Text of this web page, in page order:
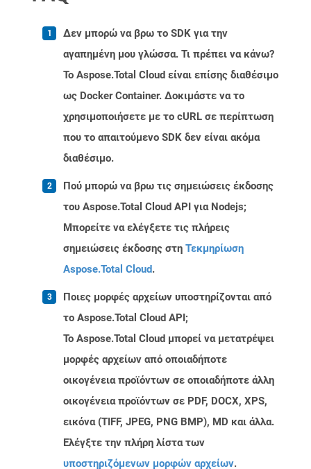
Δεν μπορώ να βρω το SDK για την
αγαπημένη μου γλώσσα. Τι πρέπει να κάνω?
Το Aspose.Total Cloud είναι επίσης διαθέσιμο
ως Docker Container. Δοκιμάστε να το
χρησιμοποιήσετε με το cURL σε περίπτωση
που το απαιτούμενο SDK δεν είναι ακόμα
διαθέσιμο.
Πού μπορώ να βρω τις σημειώσεις έκδοσης
του Aspose.Total Cloud API για Nodejs;
Μπορείτε να ελέγξετε τις πλήρεις
σημειώσεις έκδοσης στη Τεκμηρίωση
Aspose.Total Cloud.
Ποιες μορφές αρχείων υποστηρίζονται από
το Aspose.Total Cloud API;
Το Aspose.Total Cloud μπορεί να μετατρέψει
μορφές αρχείων από οποιαδήποτε
οικογένεια προϊόντων σε οποιαδήποτε άλλη
οικογένεια προϊόντων σε PDF, DOCX, XPS,
εικόνα (TIFF, JPEG, PNG BMP), MD και άλλα.
Ελέγξτε την πλήρη λίστα των
υποστηριζόμενων μορφών αρχείων.